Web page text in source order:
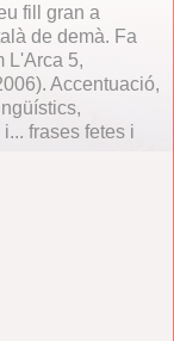
fill gran a
de demà. Fa
L'Arca 5,
Accentuació,
frases fetes i